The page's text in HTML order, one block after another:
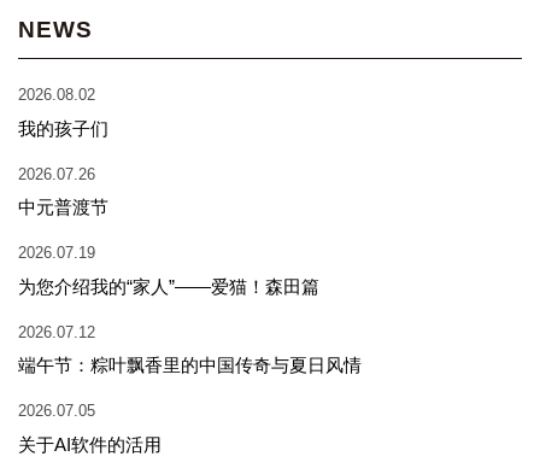
NEWS
2026.08.02
我的孩子们
2026.07.26
中元普渡节
2026.07.19
为您介绍我的“家人”——爱猫！森田篇
2026.07.12
端午节：粽叶飘香里的中国传奇与夏日风情
2026.07.05
关于AI软件的活用